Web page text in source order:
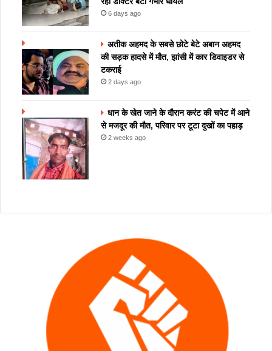
6 days ago
अतीक अहमद के सबसे छोटे बेटे अबान अहमद
की सड़क हादसे में मौत, झांसी में कार डिवाइडर से
टकराई
2 days ago
धान के खेत जाने के दौरान करंट की चपेट में आने
से मजदूर की मौत, परिवार पर टूटा दुखों का पहाड़
2 weeks ago